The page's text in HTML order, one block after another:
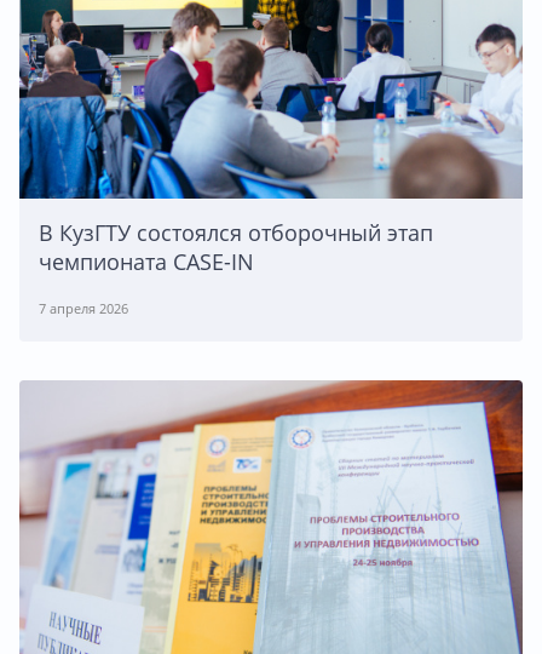
В КузГТУ состоялся отборочный этап
чемпионата CASE-IN
7 апреля 2026